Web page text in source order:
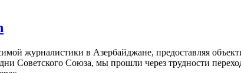
журналистики в Азербайджане, предоставляя
Советского Союза, мы прошли через трудности